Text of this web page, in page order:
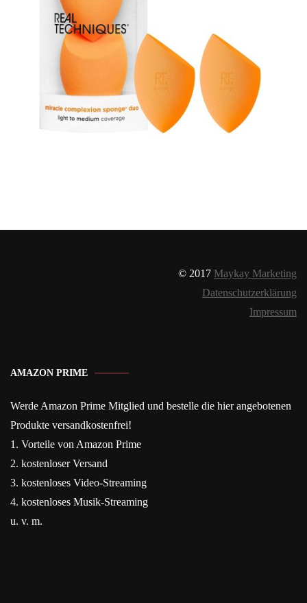
© 2017 Maykay Marketing
Datenschutzerklärung
Impressum
AMAZON PRIME
Werde Amazon Prime Mitglied und bestelle die hier angebotenen
Produkte versandkostenfrei!
1. Vorteile von Amazon Prime
2. kostenloser Versand
3. kostenloses Video-Streaming
4. kostenloses Musik-Streaming
u. v. m.